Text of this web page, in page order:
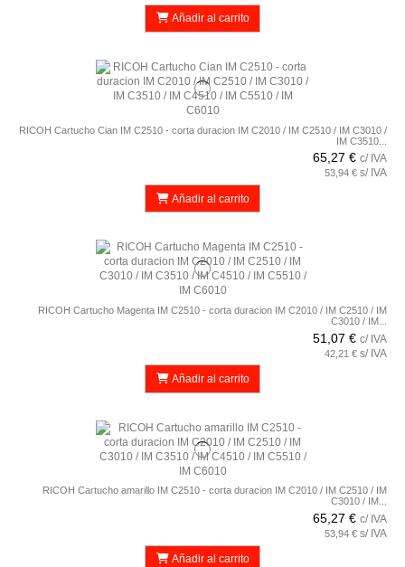
Añadir al carrito
RICOH Cartucho Cian IM C2510 - corta duracion IM C2010 / IM C2510 / IM C3010 /
IM C3510...
65,27 € c/ IVA
53,94 € s/ IVA
Añadir al carrito
RICOH Cartucho Magenta IM C2510 - corta duracion IM C2010 / IM C2510 / IM
C3010 / IM...
51,07 € c/ IVA
42,21 € s/ IVA
Añadir al carrito
RICOH Cartucho amarillo IM C2510 - corta duracion IM C2010 / IM C2510 / IM
C3010 / IM...
65,27 € c/ IVA
53,94 € s/ IVA
Añadir al carrito